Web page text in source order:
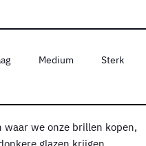
Medium Sterk
waar we onze brillen kopen,